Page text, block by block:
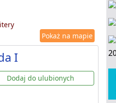
Pokaż na mapie
I
Dodaj do ulubionych